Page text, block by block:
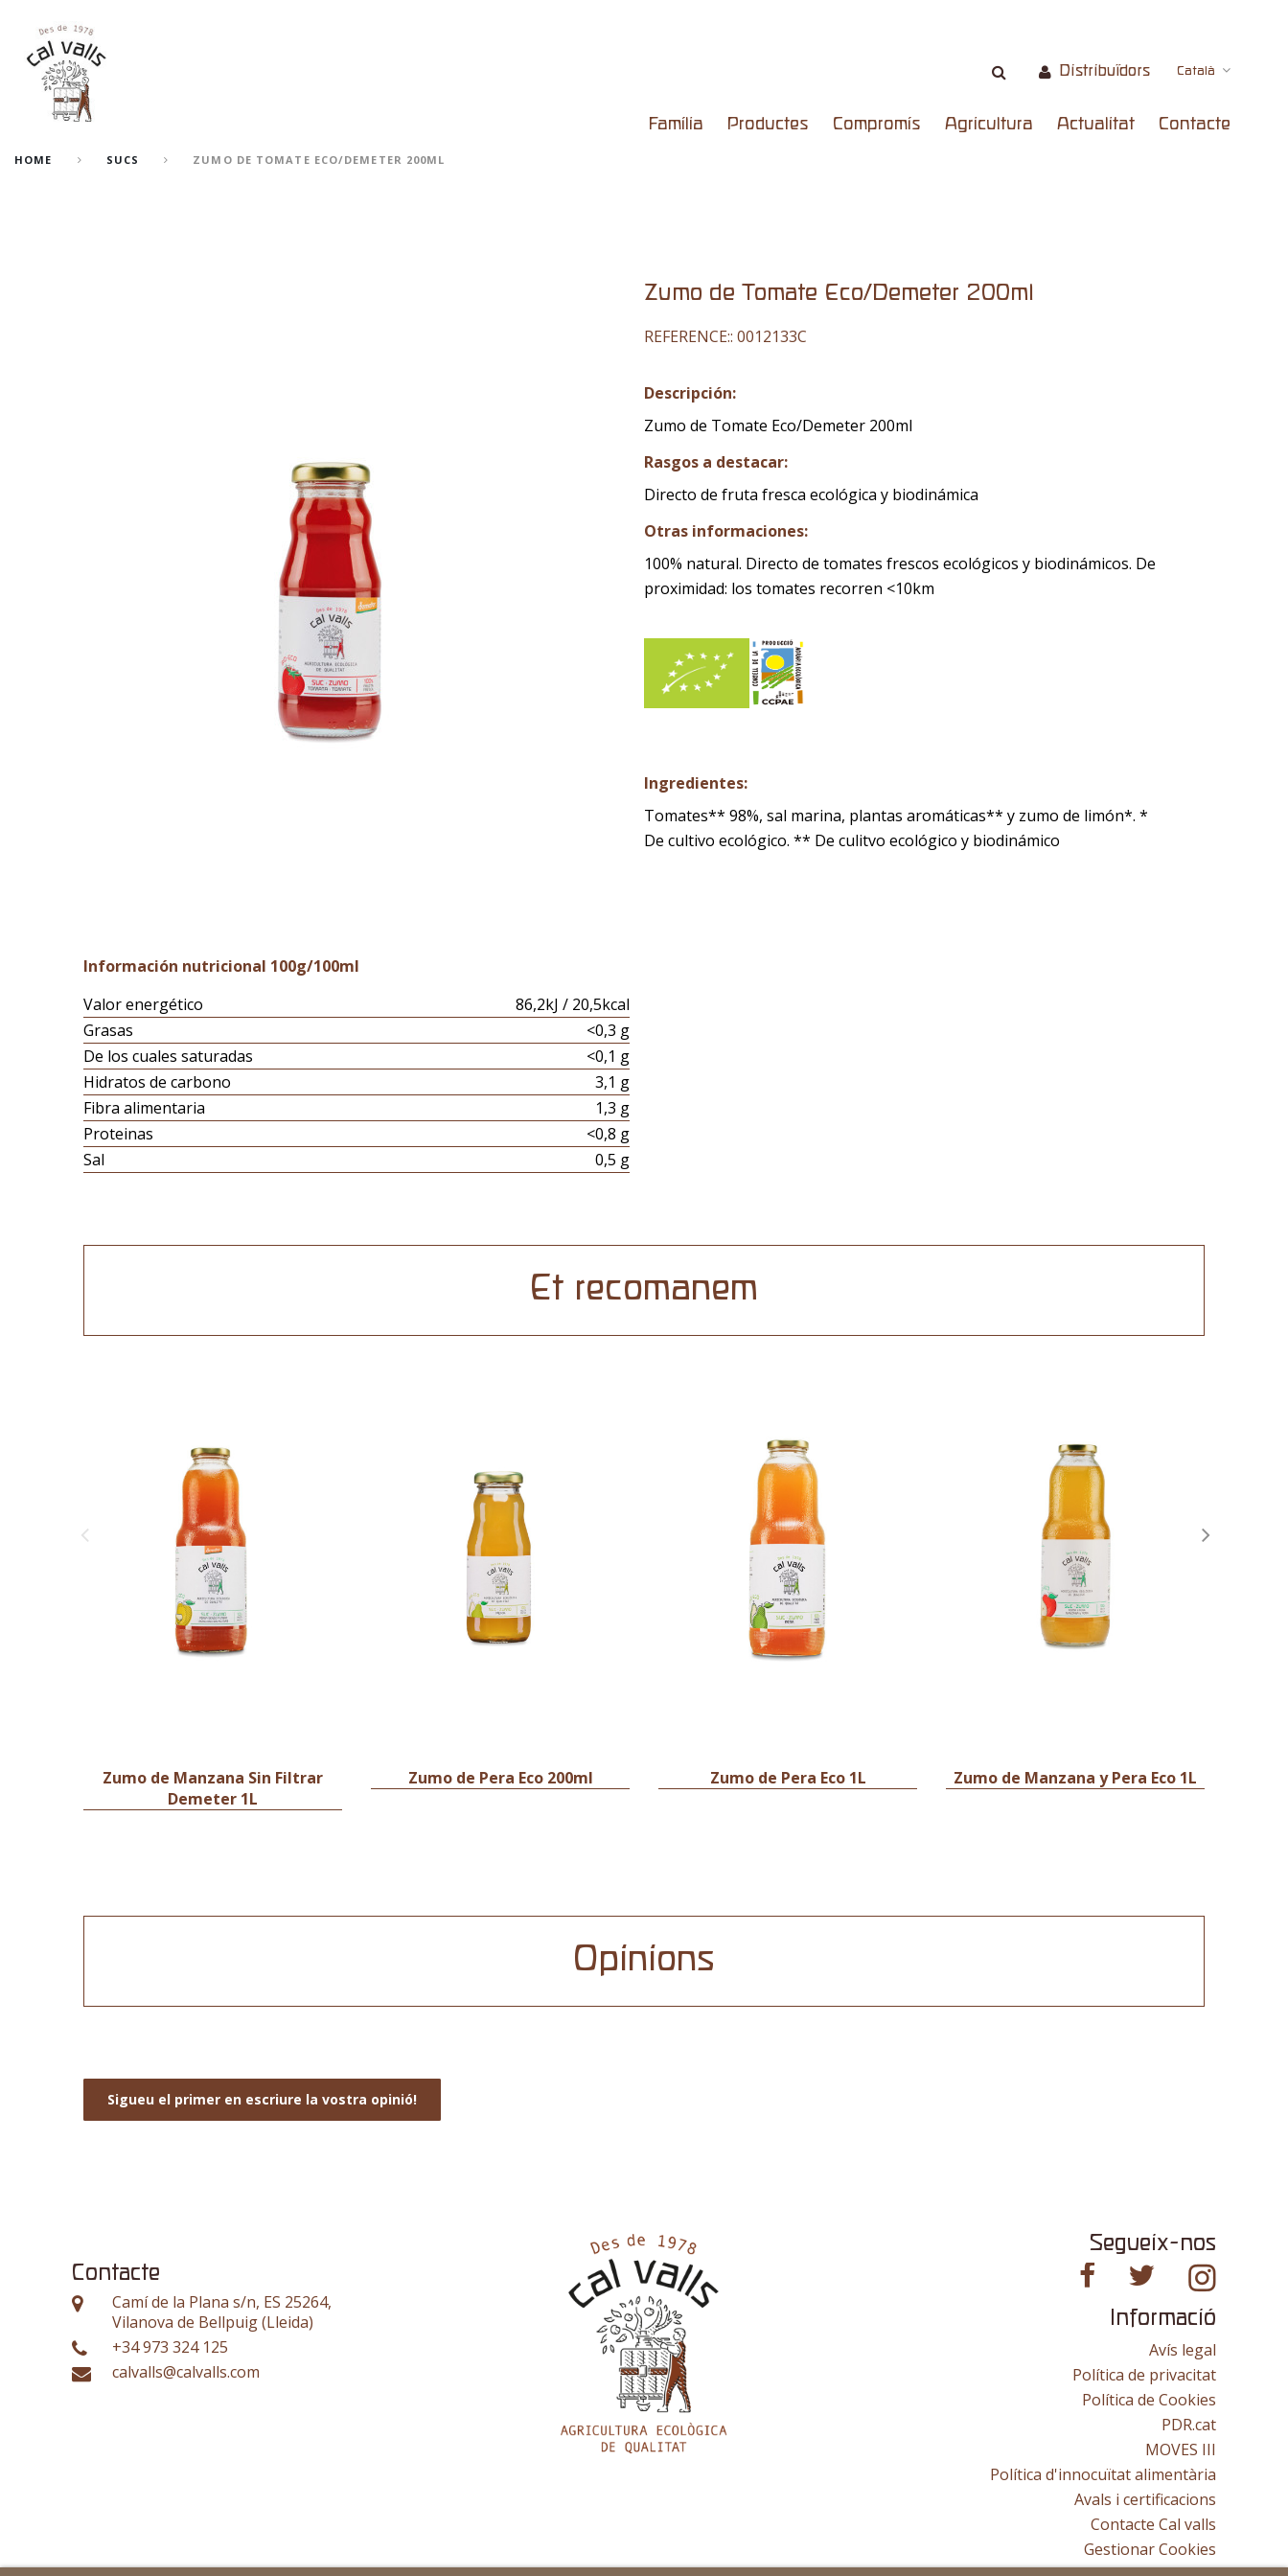
Distribuïdors Català
Família Productes Compromís Agricultura Actualitat Contacte
HOME SUCS ZUMO DE TOMATE ECO/DEMETER 200ML
Zumo de Tomate Eco/Demeter 200ml
REFERENCE:: 0012133C
Descripción:
Zumo de Tomate Eco/Demeter 200ml
Rasgos a destacar:
Directo de fruta fresca ecológica y biodinámica
Otras informaciones:
100% natural. Directo de tomates frescos ecológicos y biodinámicos. De
proximidad: los tomates recorren <10km
Ingredientes:
Tomates** 98%, sal marina, plantas aromáticas** y zumo de limón*. *
De cultivo ecológico. ** De culitvo ecológico y biodinámico
Información nutricional 100g/100ml
Valor energético
86,2kJ / 20,5kcal
Grasas
<0,3 g
De los cuales saturadas
<0,1 g
Hidratos de carbono
3,1 g
Fibra alimentaria
1,3 g
Proteinas
<0,8 g
Sal
0,5 g
Et recomanem
Zumo de Manzana Sin Filtrar
Demeter 1L
Zumo de Pera Eco 200ml Zumo de Pera Eco 1L Zumo de Manzana y Pera Eco 1L
Opinions
Sigueu el primer en escriure la vostra opinió!
Contacte
Camí de la Plana s/n, ES 25264,
Vilanova de Bellpuig (Lleida)
+34 973 324 125
calvalls@calvalls.com
Segueix-nos
Informació
Avís legal
Política de privacitat
Política de Cookies
PDR.cat
MOVES III
Política d'innocuïtat alimentària
Avals i certificacions
Contacte Cal valls
Gestionar Cookies